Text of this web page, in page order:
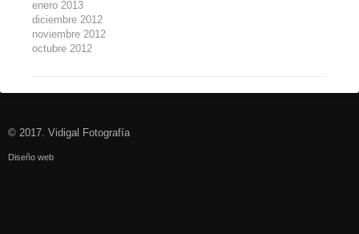
enero 2013
diciembre 2012
noviembre 2012
octubre 2012
© 2017. Vidigal Fotografía
Diseño web